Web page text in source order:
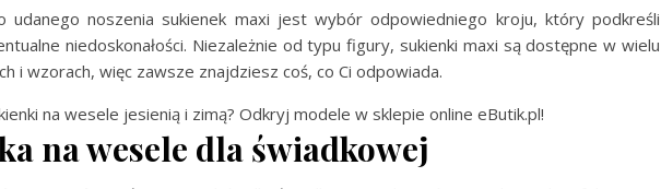
udanego noszenia sukienek maxi jest wybór odpowiedniego kroju, który podkreśli
niedoskonałości. Niezależnie od typu figury, sukienki maxi są dostępne w wielu
i wzorach, więc zawsze znajdziesz coś, co Ci odpowiada.
na wesele jesienią i zimą? Odkryj modele w sklepie online eButik.pl!
na wesele dla świadkowej